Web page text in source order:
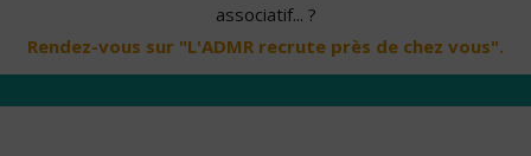
associatif... ?
Rendez-vous sur "L'ADMR recrute près de chez vous".